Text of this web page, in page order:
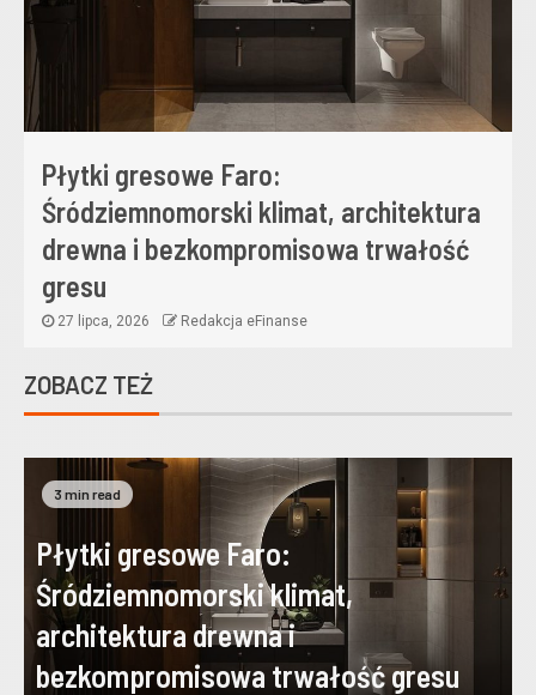
Płytki gresowe Faro:
Śródziemnomorski klimat, architektura
drewna i bezkompromisowa trwałość
gresu
27 lipca, 2026 Redakcja eFinanse
ZOBACZ TEŻ
3 min read
Płytki gresowe Faro:
Śródziemnomorski klimat,
architektura drewna i
bezkompromisowa trwałość gresu